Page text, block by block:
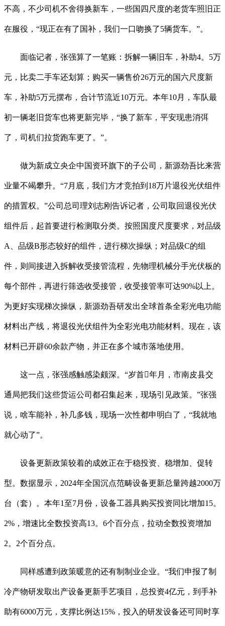
不高，不少司机不舍得换新车，一些国四尺度的老货车照旧正
在服役，“现正在有了国补，我们一口吻换了5辆货车。”。
面临记者，张强算了一笔账：拆解一辆旧车，补助4。5万
元，比卖二手车还划算；购买一辆售价26万元的国六尺度新
车，补助5万元摆布，合计节流近10万元。本年10月，车队最
初一辆老旧货车也将更新完毕，“换了新车，平安现患消弭
了，司机们拉货跑车更了。”。
做为新成立央企中国资环旗下的子公司，新源劲吾比来营
业量不竭攀升。“7月底，我们方才竞拍到18万片退役光伏组件
的措置权。”公司总司理刘志刚告诉记者，公司取回退役光伏
组件后，起首要进行检测取分类。按照国度尺度要求，对品级
A、品级B形态较好的组件，进行梯次操纵；对品级C的组
件，则间接进入拆解收受接管流程，先物理机械分手光伏板的
每个部件，再进行筛选收受接管，收受接管率可达90%以上。
为更好实现梯次操纵，新源劲吾研发出全球首条全彩光电功能
材料出产线，将退役光伏组件为全彩光电功能材料。现在，该
材料已开辟60余款产物，并正在多个城市落地使用。
这一点，张强感触感染颇深。“岁首年月，市南皮县交
通局把我们这些货运公司都召集起来，现场引见政策。”张强
说，啥车能补，补几多钱，现场一次性都申明白了，“我就地
就心动了”。
设备更新政策较着的成效正在于稳投资、稳增加、促转
型。数据显示，2024年全国沉点范畴设备更新总量跨越2000万
台（套）。本年1至7月份，设备工器具购买投资同比增加15。
2%，增速比全数投资高13。6个百分点，拉动全数投资增加
2。2个百分点。
同样感遭到政策暖意的还有制制业企业。“我们申报了制
冷产物研发取出产设备更新手艺项目，总投资4亿元，到手补
助有6000万元，支撑比例达15%，投入的研发设备还可同时享